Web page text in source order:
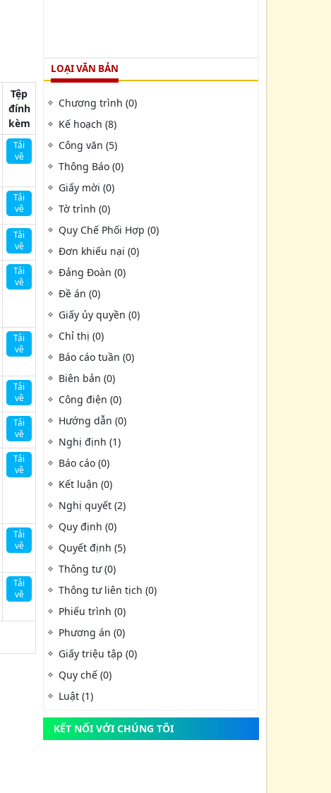
Tệp
đính
kèm
Tải
về
Tải
về
Tải
về
Tải
về
Tải
về
Tải
về
Tải
về
Tải
về
Tải
về
Tải
về
LOẠI VĂN BẢN
Chương trình (0)
Kế hoạch (8)
Công văn (5)
Thông Báo (0)
Giấy mời (0)
Tờ trình (0)
Quy Chế Phối Hợp (0)
Đơn khiếu nại (0)
Đảng Đoàn (0)
Đề án (0)
Giấy ủy quyền (0)
Chỉ thị (0)
Báo cáo tuần (0)
Biên bản (0)
Công điện (0)
Hướng dẫn (0)
Nghị định (1)
Báo cáo (0)
Kết luận (0)
Nghị quyết (2)
Quy định (0)
Quyết định (5)
Thông tư (0)
Thông tư liên tịch (0)
Phiếu trình (0)
Phương án (0)
Giấy triệu tập (0)
Quy chế (0)
Luật (1)
KẾT NỐI VỚI CHÚNG TÔI